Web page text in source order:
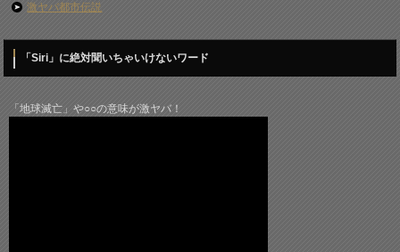
激ヤバ都市伝説
「Siri」に絶対聞いちゃいけないワード
「地球滅亡」や○○の意味が激ヤバ！